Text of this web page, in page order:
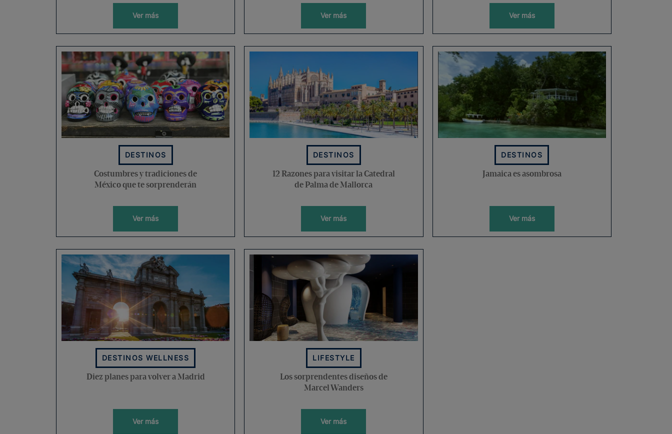
Ver más Ver más Ver más
DESTINOS
Costumbres y tradiciones de
México que te sorprenderán
Ver más
DESTINOS
12 Razones para visitar la Catedral
de Palma de Mallorca
Ver más
DESTINOS
Jamaica es asombrosa
Ver más
DESTINOS WELLNESS
Diez planes para volver a Madrid
Ver más
LIFESTYLE
Los sorprendentes diseños de
Marcel Wanders
Ver más